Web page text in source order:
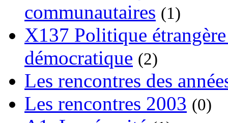
communautaires (1)
X137 Politique
démocratique (2)
Les rencontres des
Les rencontres 2003 (0)